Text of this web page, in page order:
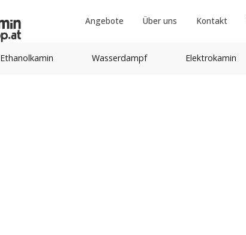
Angebote Über uns Kontakt
Ethanolkamin Wasserdampf Elektrokamin